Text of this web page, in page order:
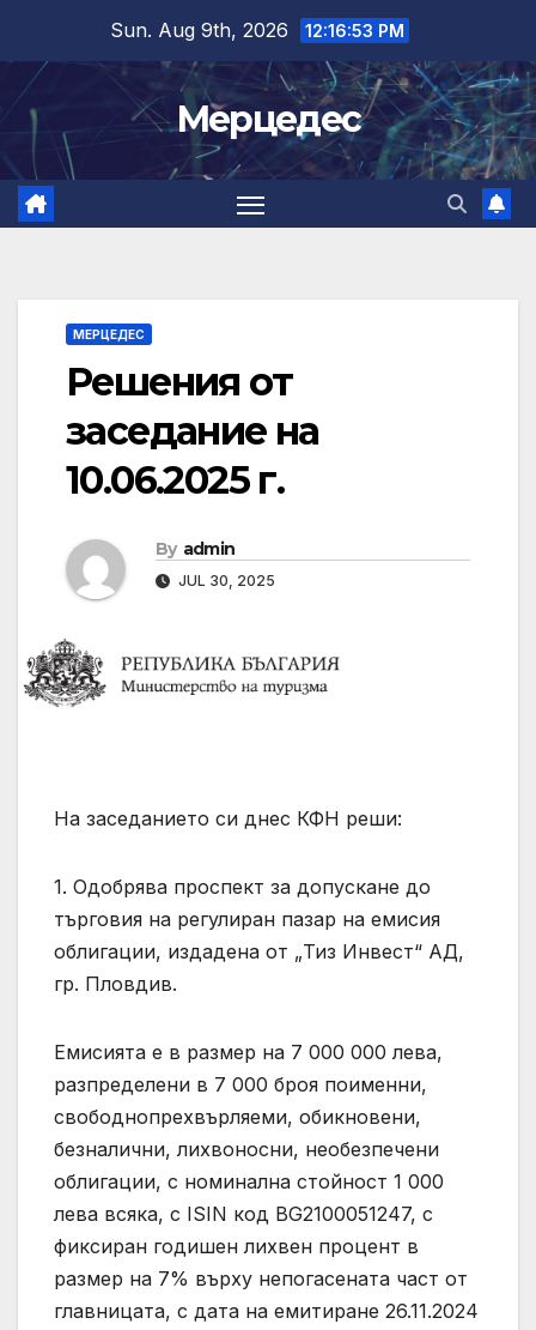
content
Sun. Aug 9th, 2026 12:16:54 PM
Мерцедес
МЕРЦЕДЕС
Решения от
заседание на
10.06.2025 г.
By admin
JUL 30, 2025
На заседанието си днес КФН реши:
1. Одобрява проспект за допускане до
търговия на регулиран пазар на емисия
облигации, издадена от „Тиз Инвест“ АД,
гр. Пловдив.
Емисията е в размер на 7 000 000 лева,
разпределени в 7 000 броя поименни,
свободнопрехвърляеми, обикновени,
безналични, лихвоносни, необезпечени
облигации, с номинална стойност 1 000
лева всяка, с ISIN код BG2100051247, с
фиксиран годишен лихвен процент в
размер на 7% върху непогасената част от
главницата, с дата на емитиране 26.11.2024